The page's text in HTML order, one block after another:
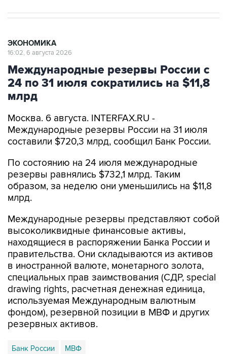
ЭКОНОМИКА
16:02, 6 августа 2026
Международные резервы России с
24 по 31 июля сократились на $11,8
млрд
Москва. 6 августа. INTERFAX.RU -
Международные резервы России на 31 июля
составили $720,3 млрд, сообщил Банк России.
По состоянию на 24 июля международные
резервы равнялись $732,1 млрд. Таким
образом, за неделю они уменьшились на $11,8
млрд.
Международные резервы представляют собой
высоколиквидные финансовые активы,
находящиеся в распоряжении Банка России и
правительства. Они складываются из активов
в иностранной валюте, монетарного золота,
специальных прав заимствования (СДР, special
drawing rights, расчетная денежная единица,
используемая Международным валютным
фондом), резервной позиции в МВФ и других
резервных активов.
Банк России МВФ